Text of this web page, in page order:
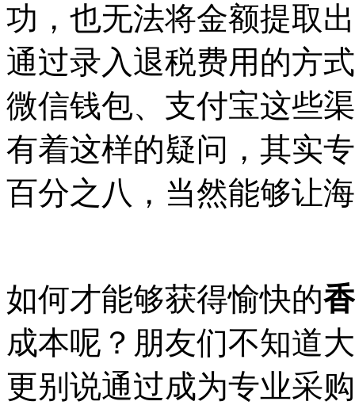
功，也无法将金额提取
通过录入退税费用的方
微信钱包、支付宝这些
有着这样的疑问，其实
百分之八，当然能够让
如何才能够获得愉快的
成本呢？朋友们不知道
更别说通过成为专业采